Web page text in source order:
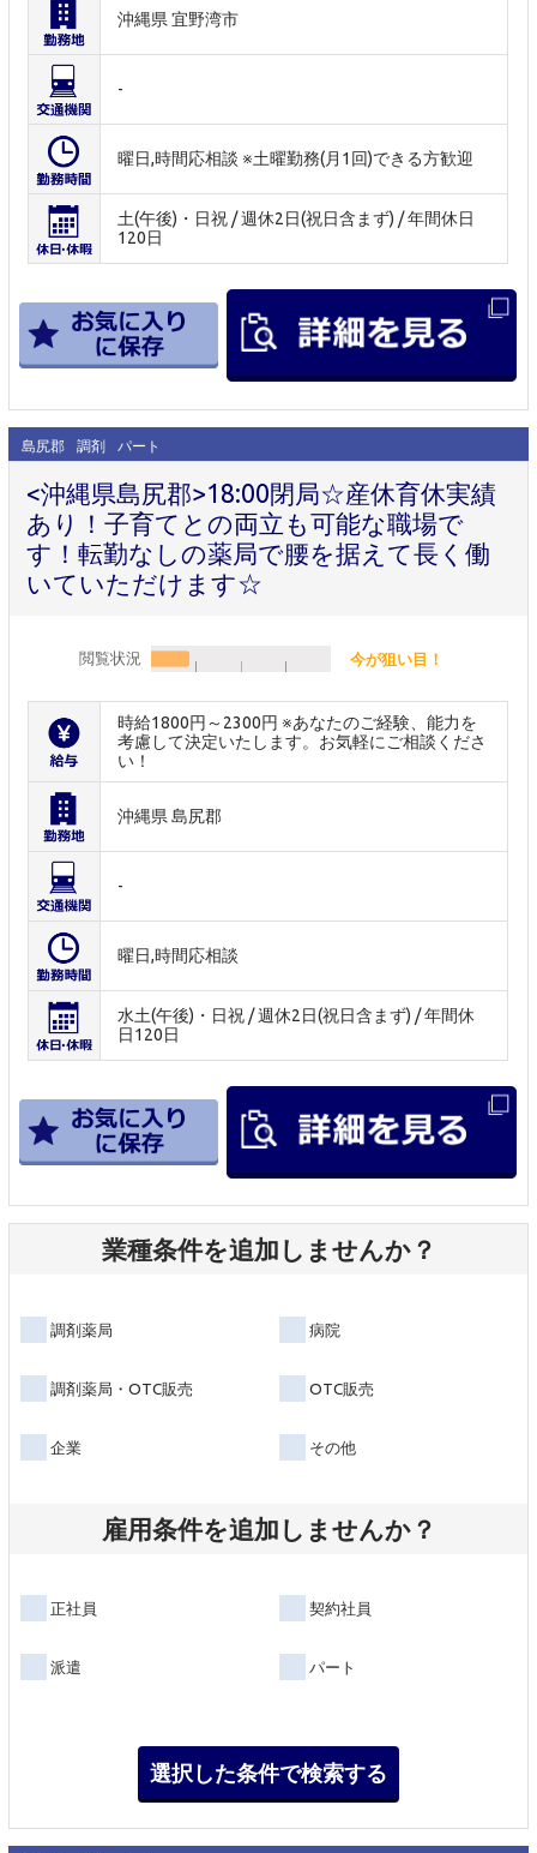
沖縄県 宜野湾市
-
曜日,時間応相談 ※土曜勤務(月1回)できる方歓迎
土(午後)・日祝 / 週休2日(祝日含まず) / 年間休日
120日
島尻郡 調剤 パート
<沖縄県島尻郡>18:00閉局☆産休育休実績
あり！子育てとの両立も可能な職場で
す！転勤なしの薬局で腰を据えて長く働
いていただけます☆
閲覧状況 今が狙い目！
時給1800円～2300円 ※あなたのご経験、能力を
考慮して決定いたします。お気軽にご相談くださ
い！
沖縄県 島尻郡
-
曜日,時間応相談
水土(午後)・日祝 / 週休2日(祝日含まず) / 年間休
日120日
業種条件を追加しませんか？
調剤薬局 病院
調剤薬局・OTC販売 OTC販売
企業 その他
雇用条件を追加しませんか？
正社員 契約社員
派遣 パート